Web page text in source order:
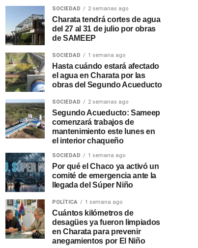
SOCIEDAD 2 semanas ago
Charata tendrá cortes de agua
del 27 al 31 de julio por obras
de SAMEEP
SOCIEDAD 1 semana ago
Hasta cuándo estará afectado
el agua en Charata por las
obras del Segundo Acueducto
SOCIEDAD 2 semanas ago
Segundo Acueducto: Sameep
comenzará trabajos de
mantenimiento este lunes en
el interior chaqueño
SOCIEDAD 1 semana ago
Por qué el Chaco ya activó un
comité de emergencia ante la
llegada del Súper Niño
POLÍTICA 1 semana ago
Cuántos kilómetros de
desagües ya fueron limpiados
en Charata para prevenir
anegamientos por El Niño